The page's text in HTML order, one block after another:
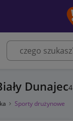
Dunajec4
Sporty drużynowe